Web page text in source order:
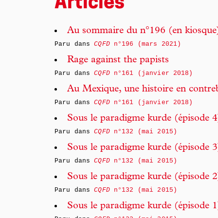
Au sommaire du n°196 (en
Paru dansCQFDn°196 (mars 2021)
Rage against the papists
Paru dansCQFDn°161 (janvier 2018)
Au Mexique, une histoire en
Paru dansCQFDn°161 (janvier 2018)
Sous le paradigme kurde (épisode
Paru dansCQFDn°132 (mai 2015)
Sous le paradigme kurde (épisode
Paru dansCQFDn°132 (mai 2015)
Sous le paradigme kurde (épisode
Paru dansCQFDn°132 (mai 2015)
Sous le paradigme kurde (épisode